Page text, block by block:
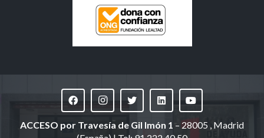
ACCESO por Travesía de Gil Imón 1 – 28005 , Madrid